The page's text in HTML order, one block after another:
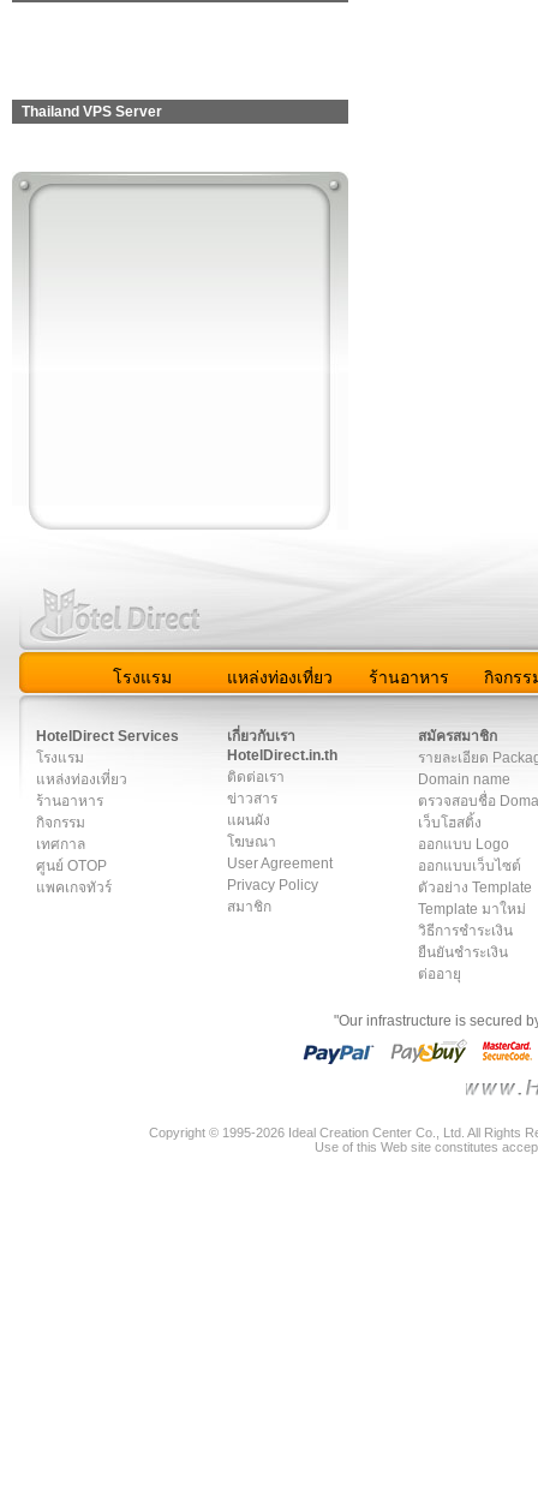
Thailand VPS Server
โรงแรม แหล่งท่องเที่ยว ร้านอาหาร กิจกรร
HotelDirect Services
โรงแรม
แหล่งท่องเที่ยว
ร้านอาหาร
กิจกรรม
เทศกาล
ศูนย์ OTOP
แพคเกจทัวร์
เกี่ยวกับเรา
HotelDirect.in.th
ติดต่อเรา
ข่าวสาร
แผนผัง
โฆษณา
User Agreement
Privacy Policy
สมาชิก
สมัครสมาชิก
รายละเอียด
Domain name
ตรวจสอบชื่อ
เว็บโฮสติ้ง
ออกแบบ Logo
ออกแบบเว็บไซต์
ตัวอย่าง Template
Template มาใหม่
วิธีการชำระเงิน
ยืนยันชำระเงิน
ต่ออายุ
"Our infrastructure is secured
Copyright © 1995-2026 Ideal Creation Center Co., Ltd. All Rights
Use of this Web site constitutes